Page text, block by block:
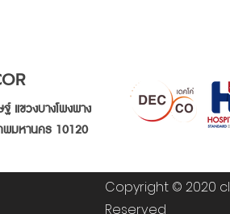
แขวงบางโพงพาง
พมหานคร 10120
Copyright © 2020
Reserved